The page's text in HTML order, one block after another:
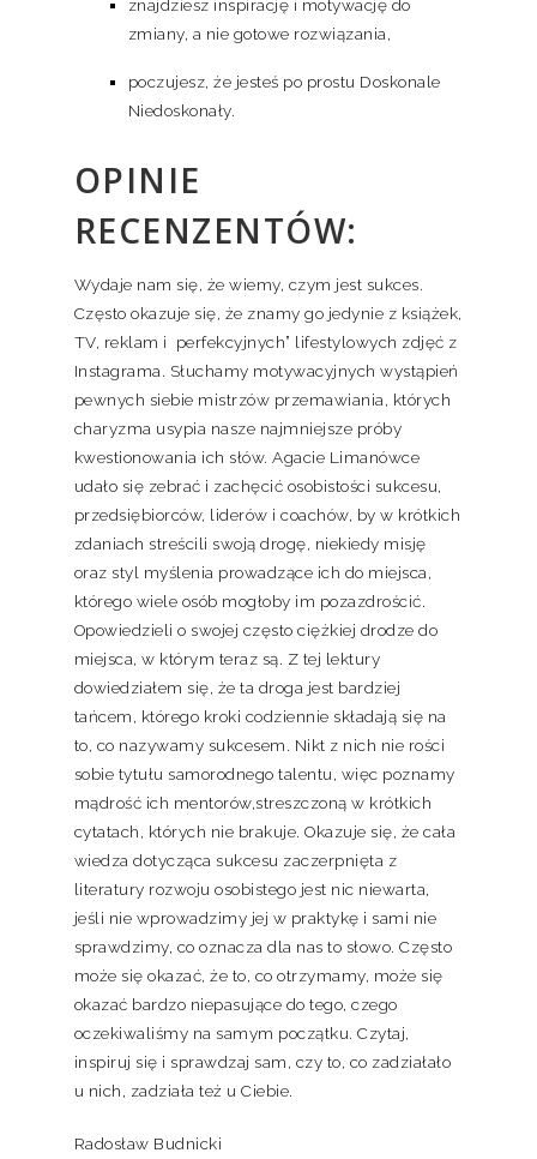
znajdziesz inspirację i motywację do
zmiany, a nie gotowe rozwiązania,
poczujesz, że jesteś po prostu Doskonale
Niedoskonały.
OPINIE
RECENZENTÓW:
Wydaje nam się, że wiemy, czym jest sukces.
Często okazuje się, że znamy go jedynie z książek,
TV, reklam i perfekcyjnych” lifestylowych zdjęć z
Instagrama. Słuchamy motywacyjnych wystąpień
pewnych siebie mistrzów przemawiania, których
charyzma usypia nasze najmniejsze próby
kwestionowania ich słów. Agacie Limanówce
udało się zebrać i zachęcić osobistości sukcesu,
przedsiębiorców, liderów i coachów, by w krótkich
zdaniach streścili swoją drogę, niekiedy misję
oraz styl myślenia prowadzące ich do miejsca,
którego wiele osób mogłoby im pozazdrościć.
Opowiedzieli o swojej często ciężkiej drodze do
miejsca, w którym teraz są. Z tej lektury
dowiedziałem się, że ta droga jest bardziej
tańcem, którego kroki codziennie składają się na
to, co nazywamy sukcesem. Nikt z nich nie rości
sobie tytułu samorodnego talentu, więc poznamy
mądrość ich mentorów,streszczoną w krótkich
cytatach, których nie brakuje. Okazuje się, że cała
wiedza dotycząca sukcesu zaczerpnięta z
literatury rozwoju osobistego jest nic niewarta,
jeśli nie wprowadzimy jej w praktykę i sami nie
sprawdzimy, co oznacza dla nas to słowo. Często
może się okazać, że to, co otrzymamy, może się
okazać bardzo niepasujące do tego, czego
oczekiwaliśmy na samym początku. Czytaj,
inspiruj się i sprawdzaj sam, czy to, co zadziałało
u nich, zadziała też u Ciebie.
Radosław Budnicki